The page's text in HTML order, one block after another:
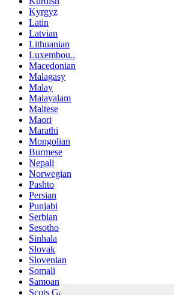
Kyrgyz
Latin
Latvian
Lithuanian
Luxembou..
Macedonian
Malagasy
Malay
Malayalam
Maltese
Maori
Marathi
Mongolian
Burmese
Nepali
Norwegian
Pashto
Persian
Punjabi
Serbian
Sesotho
Sinhala
Slovak
Slovenian
Somali
Samoan
Scots Gaelic